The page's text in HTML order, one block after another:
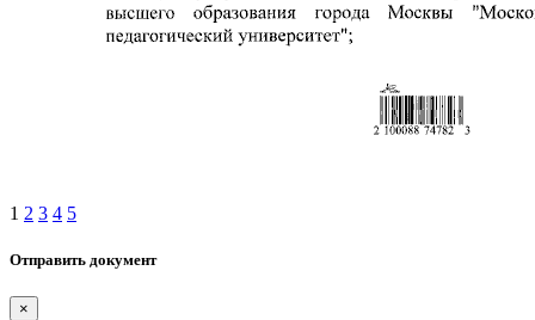
1 2 3 4 5
Отправить документ
×